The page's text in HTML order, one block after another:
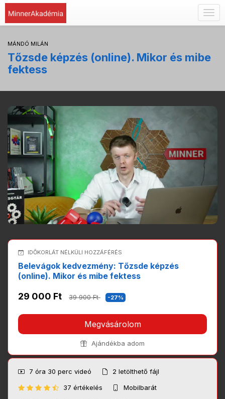
MÁNDÓ MILÁN
Tőzsde képzés (online). Mikor és mibe
fektess
IDŐKORLÁT NÉLKÜLI HOZZÁFÉRÉS
Belevágok kedvezmény: Tőzsde képzés
(online). Mikor és mibe fektess
29 000 Ft 39 900 Ft -27%
Megvásárolom
Ajándékba adom
7 óra 30 perc videó 2 letölthető fájl
37 értékelés
Mobilbarát